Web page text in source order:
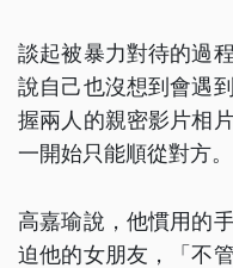
談起被暴力對待的過
說自己也沒想到會遇
握兩人的親密影片相
一開始只能順從對方。
高嘉瑜說，他慣用的
迫他的女朋友，「不